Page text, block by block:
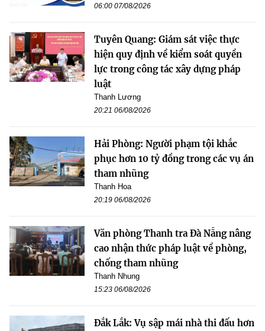
06:00 07/08/2026
Tuyên Quang: Giám sát việc thực
hiện quy định về kiểm soát quyền
lực trong công tác xây dựng pháp
luật
Thanh Lương
20:21 06/08/2026
Hải Phòng: Người phạm tội khắc
phục hơn 10 tỷ đồng trong các vụ án
tham nhũng
Thanh Hoa
20:19 06/08/2026
Văn phòng Thanh tra Đà Nẵng nâng
cao nhận thức pháp luật về phòng,
chống tham nhũng
Thanh Nhung
15:23 06/08/2026
Đắk Lắk: Vụ sập mái nhà thi đấu hơn